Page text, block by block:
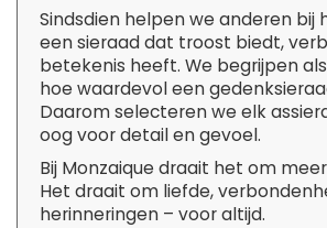
Sindsdien helpen we anderen bij
een sieraad dat troost biedt,
betekenis heeft. We begrijpen
hoe waardevol een
Daarom selecteren we elk
oog voor detail en gevoel.
Bij Monzaique draait het om
Het draait om liefde,
herinneringen – voor altijd.